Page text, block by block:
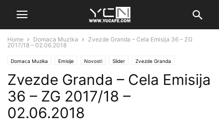
Home Domaca Muzika
Zvezde Granda – Cela Emisija 36 – ZG
2017/18 – 02.06.2018
Domaca Muzika Emisije Novosti Slider Zvezde Granda
Zvezde Granda – Cela Emisija
36 – ZG 2017/18 –
02.06.2018